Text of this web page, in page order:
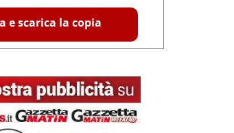
e scarica la copia